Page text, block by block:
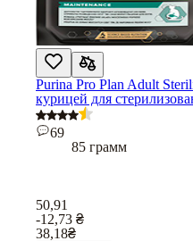
Purina Pro Plan Adult
курицей для
69
85 грамм
50,91
-12,73 ₴
38,18₴